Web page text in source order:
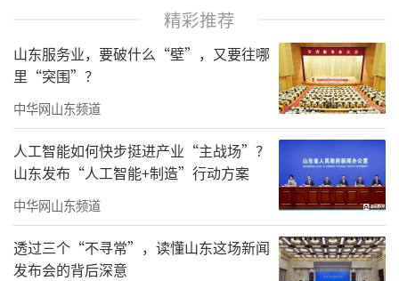
于晓彤，上海大学马克思主义学院博士生导师
徐光寿等省内外党史与思政教育领域专家学者
应邀出席。青岛恒星科技学院党委书记张殿
臣，党委副书记、执行校长徐爱民，党委副书
记王立庭，专家咨询委员会主任毕叶、常务副
主任刘龙海等校领导，马克思主义学院院长贺
瑞，各职能部门负责人及师生代表共300余人参
会，研讨会由王立庭副书记主持。
精彩推荐
山东服务业，要破什么“壁”，又要往哪
里“突围”？
中华网山东频道
人工智能如何快步挺进产业“主战场”？
山东发布“人工智能+制造”行动方案
中华网山东频道
透过三个“不寻常”，读懂山东这场新闻
发布会的背后深意